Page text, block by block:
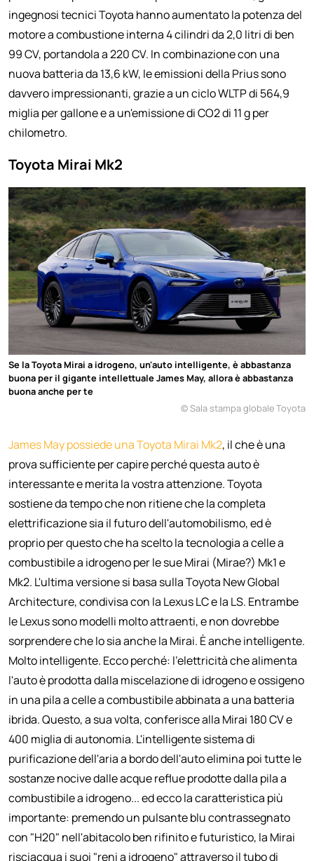
ingegnosi tecnici Toyota hanno aumentato la potenza del
motore a combustione interna 4 cilindri da 2,0 litri di ben
99 CV, portandola a 220 CV. In combinazione con una
nuova batteria da 13,6 kW, le emissioni della Prius sono
davvero impressionanti, grazie a un ciclo WLTP di 564,9
miglia per gallone e a un'emissione di CO2 di 11 g per
chilometro.
Toyota Mirai Mk2
Se la Toyota Mirai a idrogeno, un'auto intelligente, è abbastanza
buona per il gigante intellettuale James May, allora è abbastanza
buona anche per te
© Sala stampa globale Toyota
James May possiede una Toyota Mirai Mk2, il che è una
prova sufficiente per capire perché questa auto è
interessante e merita la vostra attenzione. Toyota
sostiene da tempo che non ritiene che la completa
elettrificazione sia il futuro dell'automobilismo, ed è
proprio per questo che ha scelto la tecnologia a celle a
combustibile a idrogeno per le sue Mirai (Mirae?) Mk1 e
Mk2. L'ultima versione si basa sulla Toyota New Global
Architecture, condivisa con la Lexus LC e la LS. Entrambe
le Lexus sono modelli molto attraenti, e non dovrebbe
sorprendere che lo sia anche la Mirai. È anche intelligente.
Molto intelligente. Ecco perché: l'elettricità che alimenta
l'auto è prodotta dalla miscelazione di idrogeno e ossigeno
in una pila a celle a combustibile abbinata a una batteria
ibrida. Questo, a sua volta, conferisce alla Mirai 180 CV e
400 miglia di autonomia. L'intelligente sistema di
purificazione dell'aria a bordo dell'auto elimina poi tutte le
sostanze nocive dalle acque reflue prodotte dalla pila a
combustibile a idrogeno... ed ecco la caratteristica più
importante: premendo un pulsante blu contrassegnato
con "H20" nell'abitacolo ben rifinito e futuristico, la Mirai
risciacqua i suoi "reni a idrogeno" attraverso il tubo di